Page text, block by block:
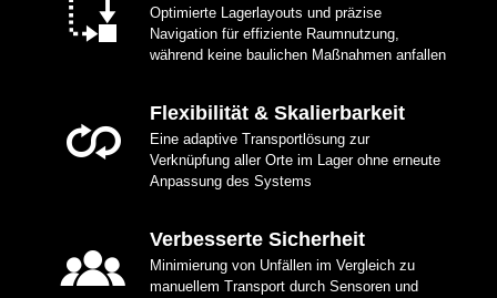
Optimierte Lagerlayouts und präzise
Navigation für effiziente Raumnutzung,
während keine baulichen Maßnahmen anfallen
Flexibilität & Skalierbarkeit
Eine adaptive Transportlösung zur
Verknüpfung aller Orte im Lager ohne erneute
Anpassung des Systems
Verbesserte Sicherheit
Minimierung von Unfällen im Vergleich zu
manuellem Transport durch Sensoren und